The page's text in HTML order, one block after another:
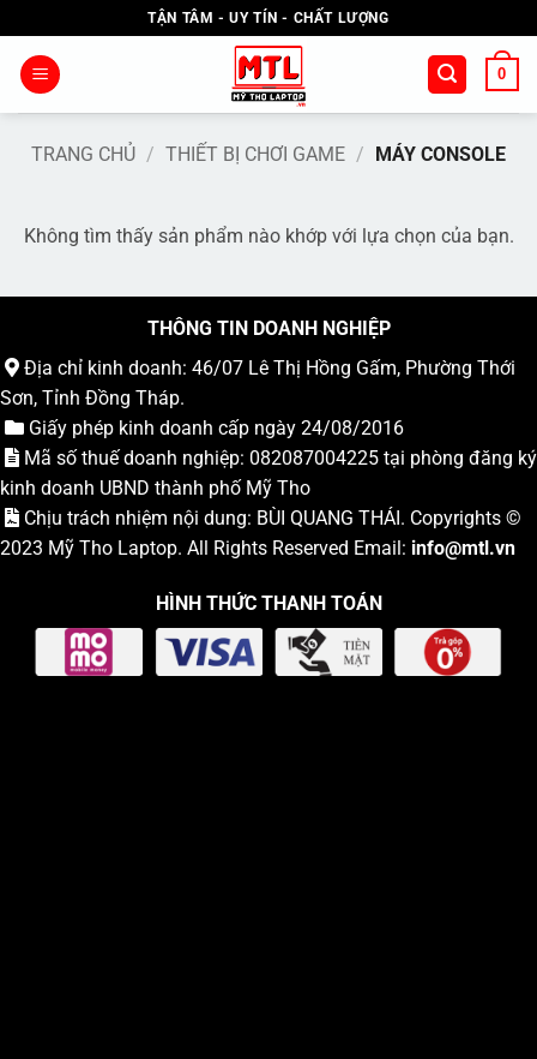
qua
nội
TẬN TÂM - UY TÍN - CHẤT LƯỢNG
0
TRANG CHỦ / THIẾT BỊ CHƠI GAME / MÁY CONSOLE
Không tìm thấy sản phẩm nào khớp với lựa chọn của bạn.
THÔNG TIN DOANH NGHIỆP
Địa chỉ kinh doanh: 46/07 Lê Thị Hồng Gấm, Phường Thới
Sơn, Tỉnh Đồng Tháp.
Giấy phép kinh doanh cấp ngày 24/08/2016
Mã số thuế doanh nghiệp: 082087004225 tại phòng đăng ký
kinh doanh UBND thành phố Mỹ Tho
Chịu trách nhiệm nội dung: BÙI QUANG THÁI. Copyrights ©
2023 Mỹ Tho Laptop. All Rights Reserved Email: info@mtl.vn
HÌNH THỨC THANH TOÁN